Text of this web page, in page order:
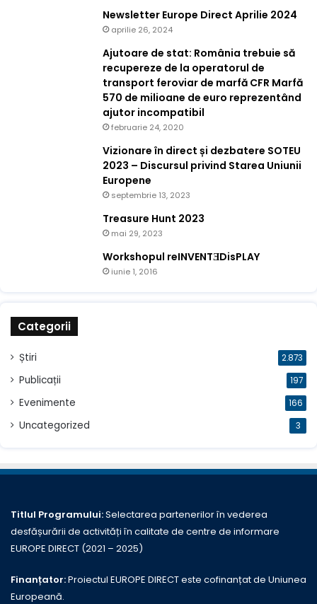
Newsletter Europe Direct Aprilie 2024
aprilie 26, 2024
Ajutoare de stat: România trebuie să
recupereze de la operatorul de
transport feroviar de marfă CFR Marfă
570 de milioane de euro reprezentând
ajutor incompatibil
februarie 24, 2020
Vizionare în direct și dezbatere SOTEU
2023 – Discursul privind Starea Uniunii
Europene
septembrie 13, 2023
Treasure Hunt 2023
mai 29, 2023
Workshopul reINVENTƎDisPLAY
iunie 1, 2016
Categorii
Știri 2.873
Publicații 197
Evenimente 166
Uncategorized 3
Titlul Programului:Selectarea partenerilor în vederea
desfășurării de activități în calitate de centre de informare
EUROPE DIRECT (2021 – 2025)
Finanțator:Proiectul EUROPE DIRECT este cofinanțat de Uniunea
Europeană.